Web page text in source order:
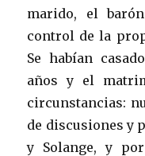
marido, el
control de la
Se habían
años y el
circunstancias:
de discusiones y
y Solange, y